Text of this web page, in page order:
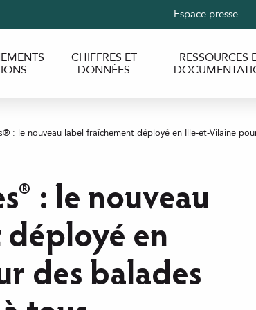
Espace presse
CHIFFRES ET
DONNÉES
RESSOURCES
: le nouveau label fraîchement déployé en Ille-et-Vilaine
en
des balades